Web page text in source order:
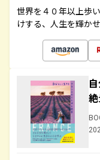
世界を４０年以上歩
けする、人生を輝か